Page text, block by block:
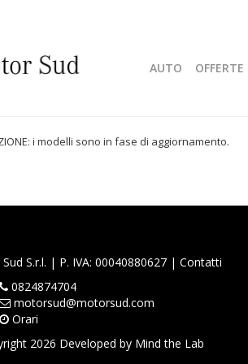
AUTO
i modelli sono in fase di aggiornamento.
S.r.l. | P. IVA: 00040880627 | Contatti
0824874704
motorsud@motorsud.com
Orari
2026 Developed by Mind the Lab